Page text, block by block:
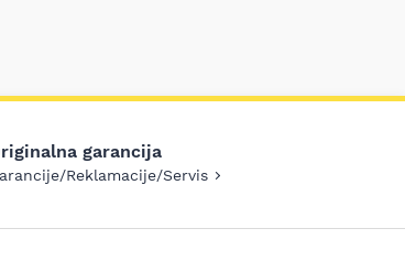
garancija
Reklamacije/Servis